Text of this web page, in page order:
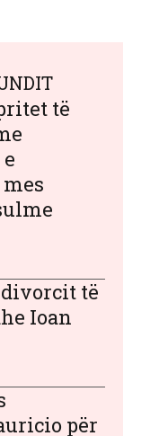
të
të
Ioan
për